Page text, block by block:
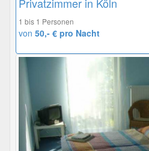
1 bis 1 Personen
von 50,- € pro Nacht